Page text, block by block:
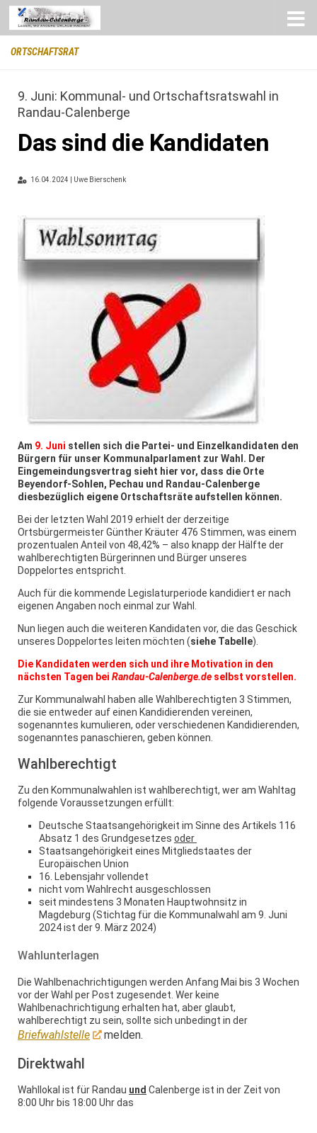
Zum Inhalt springen
ORTSCHAFTSRAT
9. Juni: Kommunal- und Ortschaftsratswahl in
Randau-Calenberge
Das sind die Kandidaten
16.04.2024 | Uwe Bierschenk
Am 9. Juni stellen sich die Partei- und Einzelkandidaten den
Bürgern für unser Kommunalparlament zur Wahl. Der
Eingemeindungsvertrag sieht hier vor, dass die Orte
Beyendorf-Sohlen, Pechau und Randau-Calenberge
diesbezüglich eigene Ortschaftsräte aufstellen können.
Bei der letzten Wahl 2019 erhielt der derzeitige
Ortsbürgermeister Günther Kräuter 476 Stimmen, was einem
prozentualen Anteil von 48,42% – also knapp der Hälfte der
wahlberechtigten Bürgerinnen und Bürger unseres
Doppelortes entspricht.
Auch für die kommende Legislaturperiode kandidiert er nach
eigenen Angaben noch einmal zur Wahl.
Nun liegen auch die weiteren Kandidaten vor, die das Geschick
unseres Doppelortes leiten möchten (siehe Tabelle).
Die Kandidaten werden sich und ihre Motivation in den
nächsten Tagen bei Randau-Calenberge.de selbst vorstellen.
Zur Kommunalwahl haben alle Wahlberechtigten 3 Stimmen,
die sie entweder auf einen Kandidierenden vereinen,
sogenanntes kumulieren, oder verschiedenen Kandidierenden,
sogenanntes panaschieren, geben können.
Wahlberechtigt
Zu den Kommunalwahlen ist wahlberechtigt, wer am Wahltag
folgende Voraussetzungen erfüllt:
Deutsche Staatsangehörigkeit im Sinne des Artikels 116
Absatz 1 des Grundgesetzes oder
Staatsangehörigkeit eines Mitgliedstaates der
Europäischen Union
16. Lebensjahr vollendet
nicht vom Wahlrecht ausgeschlossen
seit mindestens 3 Monaten Hauptwohnsitz in
Magdeburg (Stichtag für die Kommunalwahl am 9. Juni
2024 ist der 9. März 2024)
Wahlunterlagen
Die Wahlbenachrichtigungen werden Anfang Mai bis 3 Wochen
vor der Wahl per Post zugesendet. Wer keine
Wahlbenachrichtigung erhalten hat, aber glaubt,
wahlberechtigt zu sein, sollte sich unbedingt in der
Briefwahlstelle melden.
Direktwahl
Wahllokal ist für Randau und Calenberge ist in der Zeit von
8:00 Uhr bis 18:00 Uhr das